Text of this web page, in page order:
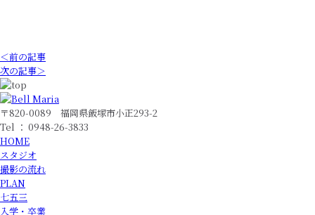
＜前の記事
次の記事＞
〒820-0089 福岡県飯塚市小正293-2
Tel ： 0948-26-3833
HOME
スタジオ
撮影の流れ
PLAN
七五三
入学・卒業